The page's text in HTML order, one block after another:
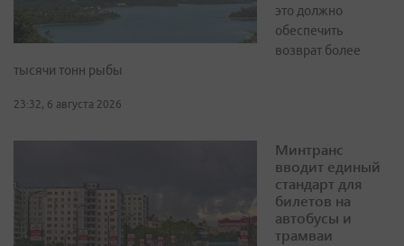
это должно
обеспечить
возврат более
тысячи тонн рыбы
23:32, 6 августа 2026
Минтранс
вводит единый
стандарт для
билетов на
автобусы и
трамваи